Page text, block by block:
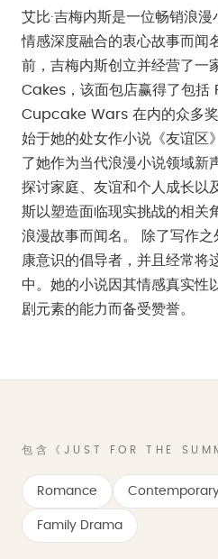
艾比·吉梅内斯是一位畅销浪
情感深度融合的衷心故事而闻
前，吉梅内斯创立并经营了一
Cakes，该面包店赢得了包
Cupcake Wars 在内的众多
始于她的处女作小说《友谊区
了她作为当代浪漫小说领域新
探讨家庭、友谊和个人成长以
斯以塑造面临现实挑战的相关
浪漫故事而闻名。 除了写作
康意识的倡导者，并且经常将
中。她的小说因其情感真实性
剧元素的能力而备受赞誉。
包含《JUST FOR THE
Romance
Family Drama